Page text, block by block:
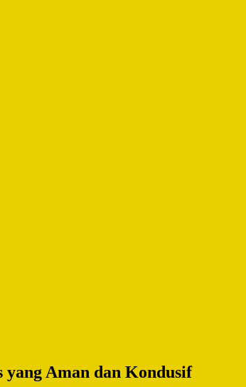
Aman dan Kondusif